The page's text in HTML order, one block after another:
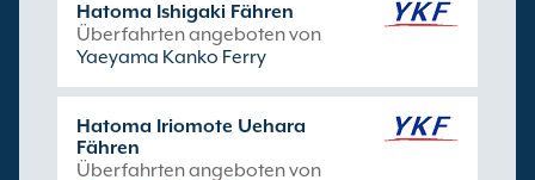
Hatoma Ishigaki Fähren
Überfahrten angeboten von
Yaeyama Kanko Ferry
Hatoma Iriomote Uehara
Fähren
Überfahrten angeboten von